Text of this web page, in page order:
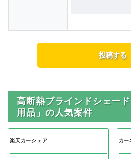
高断熱ブラインドシェー
用品」の人気案件
楽天カーシェア カー